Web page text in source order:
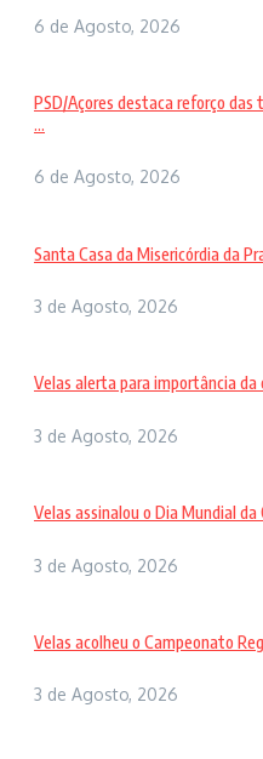
6 de Agosto, 2026
PSD/Açores destaca reforço das
...
6 de Agosto, 2026
Santa Casa da Misericórdia da
3 de Agosto, 2026
Velas alerta para importância da
3 de Agosto, 2026
Velas assinalou o Dia Mundial
3 de Agosto, 2026
Velas acolheu o Campeonato
3 de Agosto, 2026